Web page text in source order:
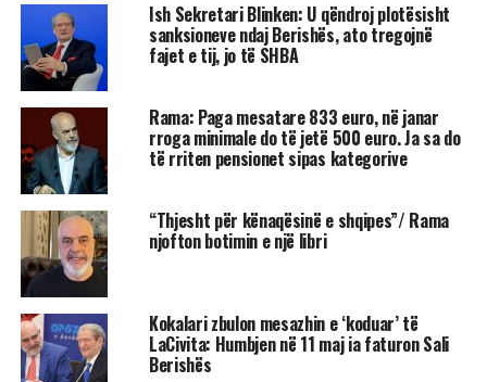
Ish Sekretari Blinken: U qëndroj plotësisht
sanksioneve ndaj Berishës, ato tregojnë
fajet e tij, jo të SHBA
Rama: Paga mesatare 833 euro, në janar
rroga minimale do të jetë 500 euro. Ja sa do
të rriten pensionet sipas kategorive
“Thjesht për kënaqësinë e shqipes”/ Rama
njofton botimin e një libri
Kokalari zbulon mesazhin e ‘koduar’ të
LaCivita: Humbjen në 11 maj ia faturon Sali
Berishës